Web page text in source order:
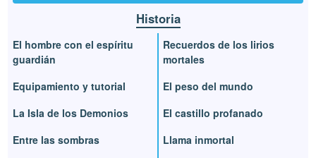
Historia
El hombre con el espíritu
guardián
Equipamiento y tutorial
La Isla de los Demonios
Entre las sombras
Recuerdos de los lirios
mortales
El peso del mundo
El castillo profanado
Llama inmortal